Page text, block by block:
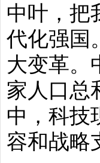
中叶，把
代化强国
大变革。
家人口总
中，科技
容和战略